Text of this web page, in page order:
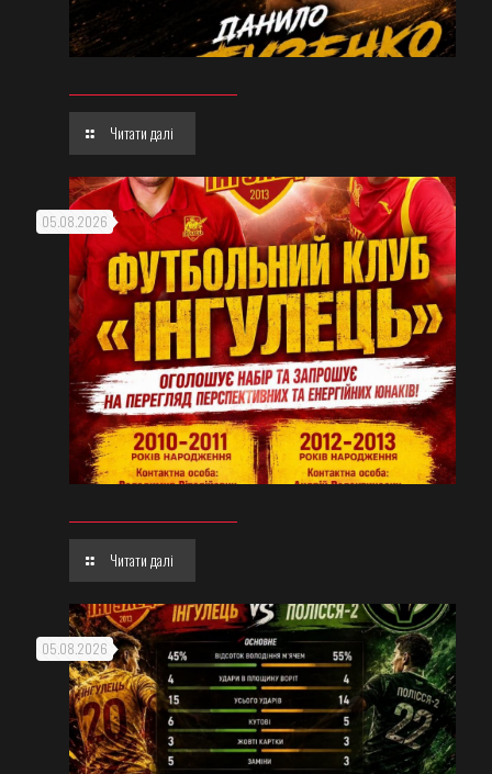
Читати далі
05.08.2026
Читати далі
05.08.2026